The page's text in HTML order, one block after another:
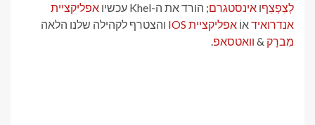
לְצַפְצֵףו אינסטגרם; הורד את ה-Khel עכשיו
אפליקציית
אנדרואידאוֹ אפליקציית IOS
והצטרף לקהילה שלנו הלאה
מִברָק & וואטסאפ.